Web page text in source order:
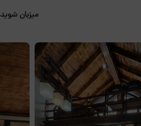
میزبان شوید